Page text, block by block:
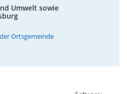
Umwelt sowie
Ortsgemeinde